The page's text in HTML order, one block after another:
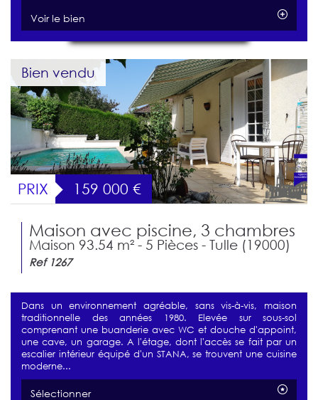
Voir le bien
Bien vendu
PRIX 159 000 €
Maison avec piscine, 3 chambres
Maison 93.54 m² - 5 Pièces - Tulle (19000)
Ref 1267
Dans un environnement agréable, sans vis-à-vis, maison
traditionnelle des années 1980. Elevée sur sous-sol
comprenant une buanderie avec WC et douche d'appoint,
une cave, un garage. A l'étage, dont l'accès se fait par un
escalier intérieur équipé d'un STANA, se trouvent une cuisine
moderne...
Sélectionner